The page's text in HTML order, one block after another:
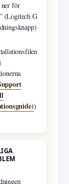
ner för
(Logitech G
)